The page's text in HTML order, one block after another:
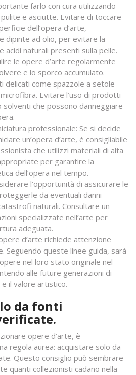
farlo con cura utilizzando
e asciutte. Evitare di toccare
dell’opera d’arte,
dipinte ad olio, per evitare la
acidi naturali presenti sulla pelle.
le opere d’arte regolarmente
e lo sporco accumulato.
delicati come spazzole a setole
Evitare l’uso di prodotti
solventi che possono danneggiare
professionale: Se si decide
un’opera d’arte, è consigliabile
che utilizzi materiali di alta
per garantire la
dell’opera nel tempo.
l’opportunità di assicurare le
da eventuali danni
naturali. Consultare un
specializzate nell’arte per
adeguata.
d’arte richiede attenzione
Seguendo queste linee guida, sarà
nel loro stato originale nel
alle future generazioni di
il valore artistico.
da fonti
opere d’arte, è
regola aurea: acquistare solo da
Questo consiglio può sembrare
quanti collezionisti cadano nella